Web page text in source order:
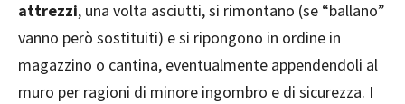
attrezzi, una volta asciutti, si rimontano (se “ballano”
vanno però sostituiti) e si ripongono in ordine in
magazzino o cantina, eventualmente appendendoli al
muro per ragioni di minore ingombro e di sicurezza. I